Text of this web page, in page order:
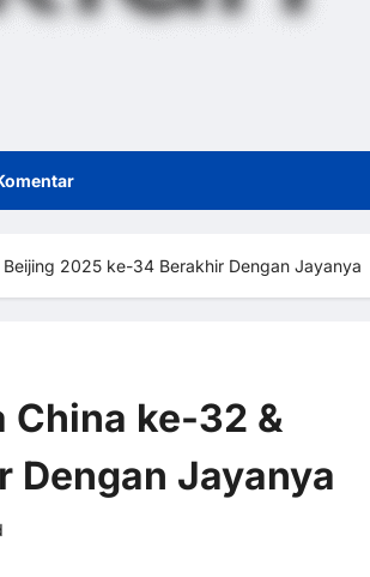
2025 ke-34 Berakhir Dengan Jayanya
China ke-32 &
Dengan Jayanya